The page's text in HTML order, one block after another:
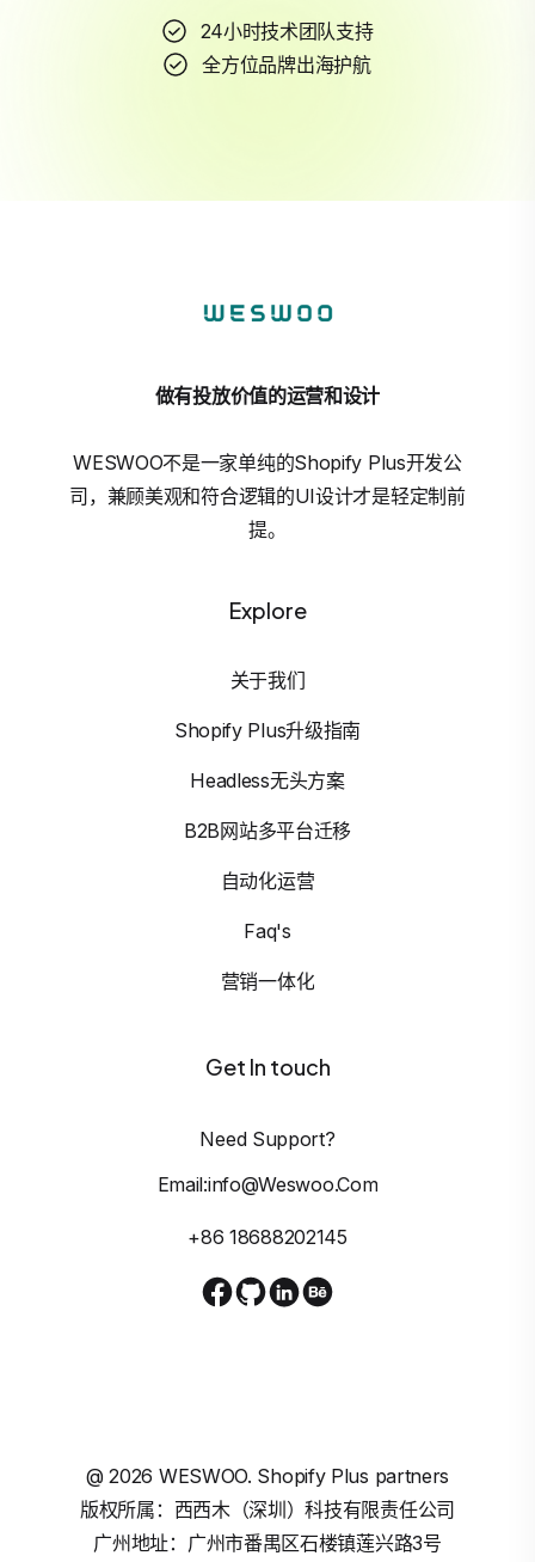
24小时技术团队支持
全方位品牌出海护航
做有投放价值的运营和设计
WESWOO不是一家单纯的Shopify Plus开发公
司，兼顾美观和符合逻辑的UI设计才是轻定制前
提。
Explore
关于我们
Shopify Plus升级指南
Headless无头方案
B2B网站多平台迁移
自动化运营
Faq's
营销一体化
Get In touch
Need Support?
Email:info@weswoo.com
+86 18688202145
@2026 WESWOO. Shopify Plus partners
版权所属：西西木（深圳）科技有限责任公司
广州地址：广州市番禺区石楼镇莲兴路3号